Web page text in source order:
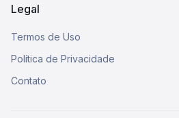
Legal
Termos de Uso
Política de Privacidade
Contato